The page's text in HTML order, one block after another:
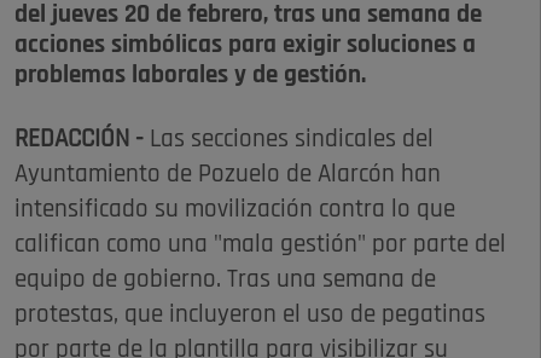
del jueves 20 de febrero, tras una semana de
acciones simbólicas para exigir soluciones a
problemas laborales y de gestión.
REDACCIÓN - Las secciones sindicales del
Ayuntamiento de Pozuelo de Alarcón han
intensificado su movilización contra lo que
califican como una "mala gestión" por parte del
equipo de gobierno. Tras una semana de
protestas, que incluyeron el uso de pegatinas
por parte de la plantilla para visibilizar su